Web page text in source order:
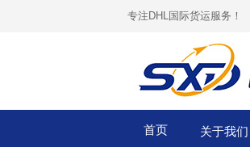
专注DHL国际货运服务！
首页 关于我